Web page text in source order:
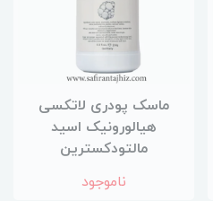
ماسک پودری لاتکسی
هیالورونیک اسید
مالتودکسترین
ناموجود